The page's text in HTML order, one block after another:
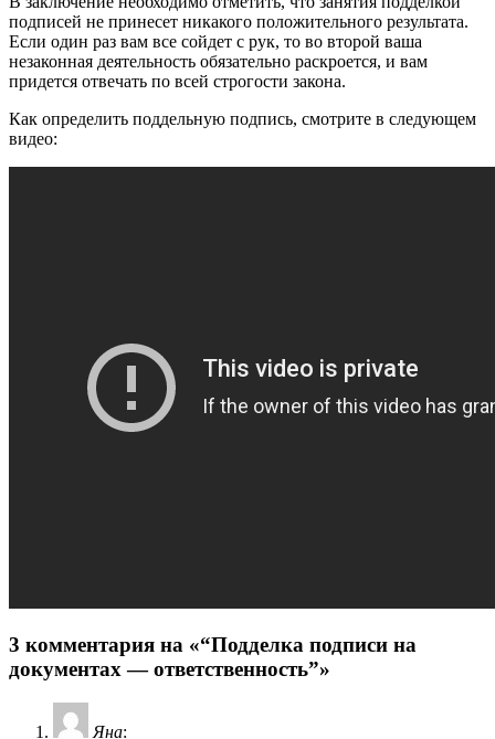
подписей не принесет никакого положительного результата.
Если один раз вам все сойдет с рук, то во второй ваша
незаконная деятельность обязательно раскроется, и вам
придется отвечать по всей строгости закона.
Как определить поддельную подпись, смотрите в следующем
видео:
3 комментария на «“Подделка подписи на
документах — ответственность”»
Яна: